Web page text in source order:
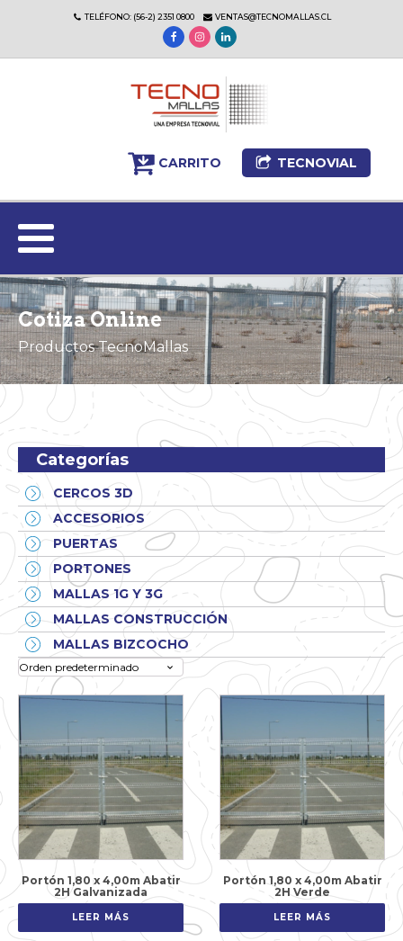
TELÉFONO: (56-2) 2351 0800 VENTAS@TECNOMALLAS.CL
CARRITO TECNOVIAL
Cotiza Online
Productos TecnoMallas
Categorías
CERCOS 3D
ACCESORIOS
PUERTAS
PORTONES
MALLAS 1G Y 3G
MALLAS CONSTRUCCIÓN
MALLAS BIZCOCHO
Portón 1,80 x 4,00m Abatir
2H Galvanizada
LEER MÁS
Portón 1,80 x 4,00m Abatir
2H Verde
LEER MÁS